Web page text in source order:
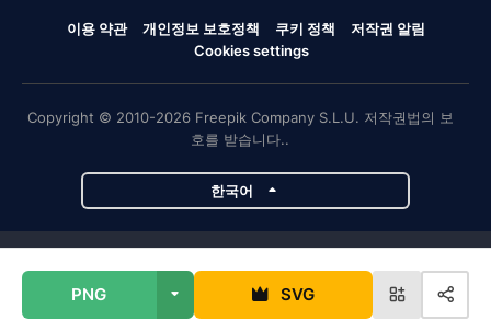
PNG SVG
이용 약관 개인정보 보호정책 쿠키 정책
저작권 알림
Cookies settings
Copyright © 2010-2026 Freepik Company S.L.U. 저작권법의 보
호를 받습니다..
한국어